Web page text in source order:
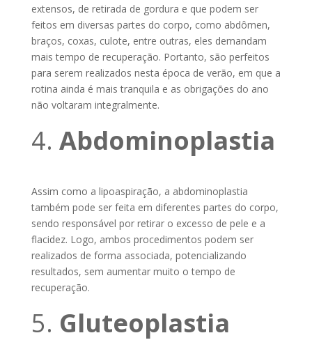
extensos, de retirada de gordura e que podem ser
feitos em diversas partes do corpo, como abdômen,
braços, coxas, culote, entre outras, eles demandam
mais tempo de recuperação. Portanto, são perfeitos
para serem realizados nesta época de verão, em que a
rotina ainda é mais tranquila e as obrigações do ano
não voltaram integralmente.
4. Abdominoplastia
Assim como a lipoaspiração, a abdominoplastia
também pode ser feita em diferentes partes do corpo,
sendo responsável por retirar o excesso de pele e a
flacidez. Logo, ambos procedimentos podem ser
realizados de forma associada, potencializando
resultados, sem aumentar muito o tempo de
recuperação.
5. Gluteoplastia